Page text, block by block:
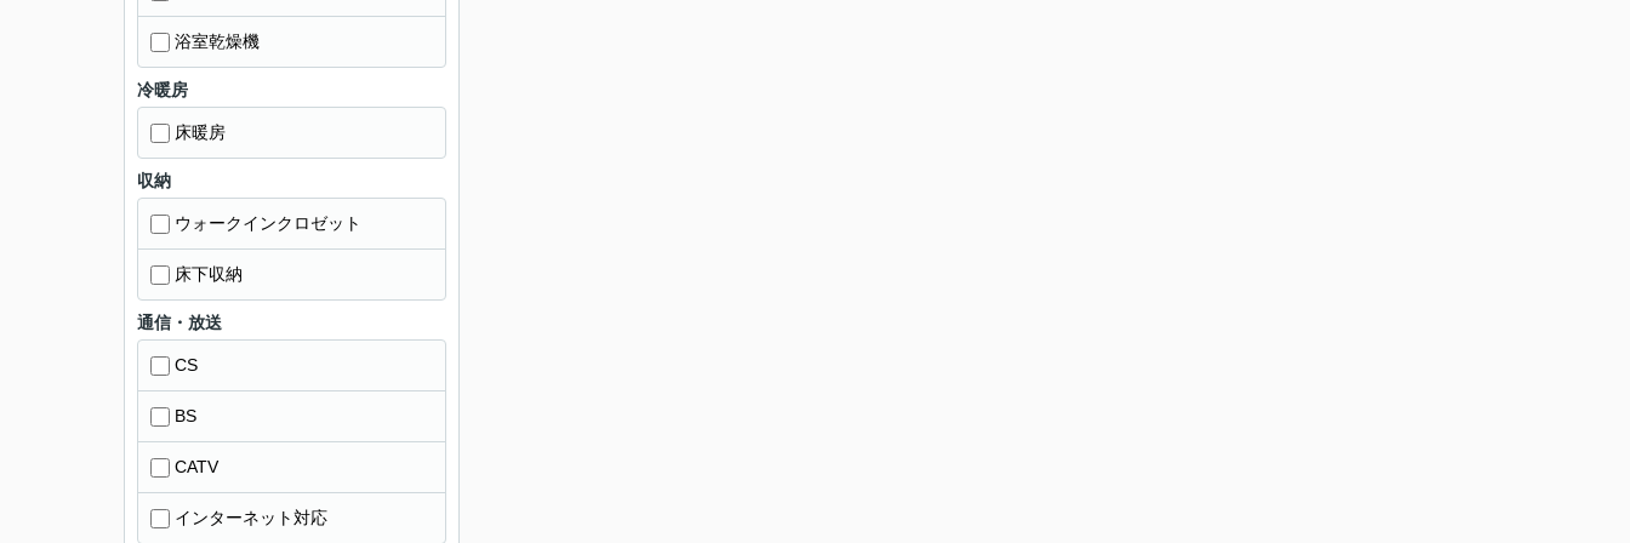
浴室乾燥機
冷暖房
床暖房
収納
ウォークインクロゼット
床下収納
通信・放送
CS
BS
CATV
インターネット対応